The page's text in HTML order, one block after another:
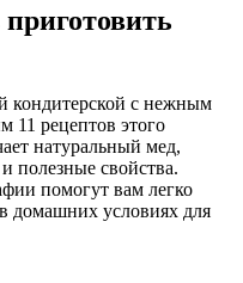
кондитерской с нежным
11 рецептов этого
натуральный мед,
полезные свойства.
помогут вам легко
домашних условиях для